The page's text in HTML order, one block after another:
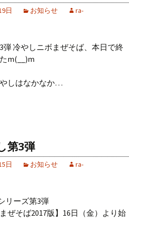
日 お知らせ
ra-
弾 冷やしニボまぜそば、本日で終
m(__)m
しはなかなか…
第3弾
日 お知らせ
ra-
リーズ第3弾
ぜそば2017版】16日（金）より始